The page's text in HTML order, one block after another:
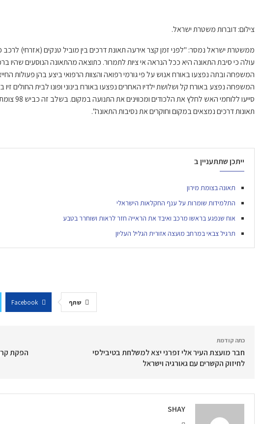
צילום: דוברות משטרת ישראל.
עולה כי סיבת התאונה היא ככל הנראה אי ציות לתמרור. כתוצאה מהתאונה הנוסעים
המשפחה ובתה נפצעו באורח אנוש על פי גורמי רפואה והצוות הרפואי ביצע בהן פעולות
המשפחה נפצע באורח קל ושלושת ילדיו האחרים נפצעו באורח בינוני ופונו לבית החולים
סייעו
תאונות דרכים נמצאים במקום וחוקרים את נסיבות התאונה".
ייתכן שתתעניין ב
תאונה בצומת מירון
התלמידות שומרות על ענף החקלאות הישראלי
אוח שנפגע בראשו מרכב ואיבד את הראייה חזר לראות ושוחרר בטבע
תרגיל צבאי במרחב מועצה אזורית הגליל העליון
שתף Facebook
כתה קודמת
חבר מועצת העיר אלי זפרני יצא למשלחת בטיבילסי
לחיזוק הקשרים עם גאורגיה וישראל
הפקת
SHAY